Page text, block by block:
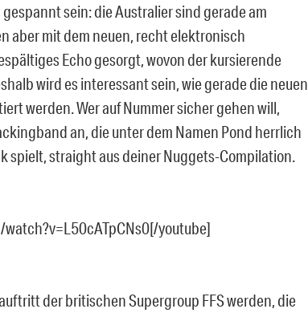
sein: die Australier sind gerade am
aber mit dem neuen, recht elektronisch
Echo gesorgt, wovon der kursierende
wird es interessant sein, wie gerade die neuen
werden. Wer auf Nummer sicher gehen will,
an, die unter dem Namen Pond herrlich
spielt, straight aus deiner Nuggets-Compilation.
youtube]
der britischen Supergroup FFS werden, die